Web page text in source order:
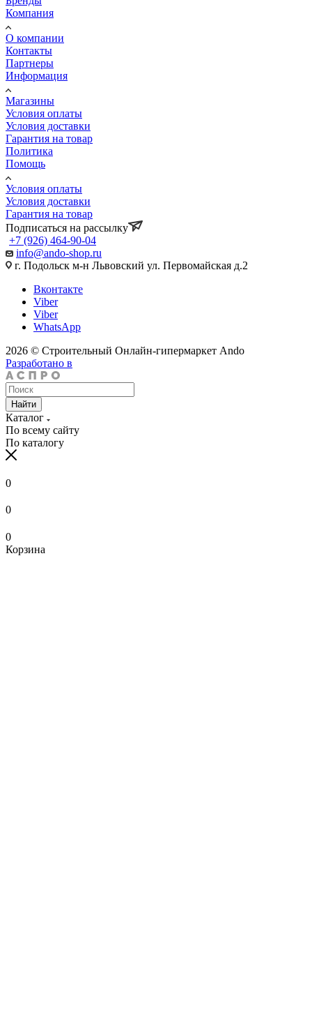
Компания
О компании
Контакты
Партнеры
Информация
Магазины
Условия оплаты
Условия доставки
Гарантия на товар
Политика
Помощь
Условия оплаты
Условия доставки
Гарантия на товар
Подписаться на рассылку
+7 (926) 464-90-04
info@ando-shop.ru
г. Подольск м-н Львовский ул. Первомайская д.2
Вконтакте
Viber
Viber
WhatsApp
2026 © Строительный Онлайн-гипермаркет Ando
Разработано в
Найти
Каталог
По всему сайту
По каталогу
0
0
0
Корзина